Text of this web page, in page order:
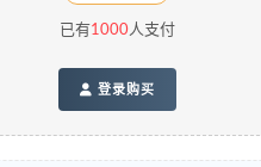
已有1000人支付
登录购买